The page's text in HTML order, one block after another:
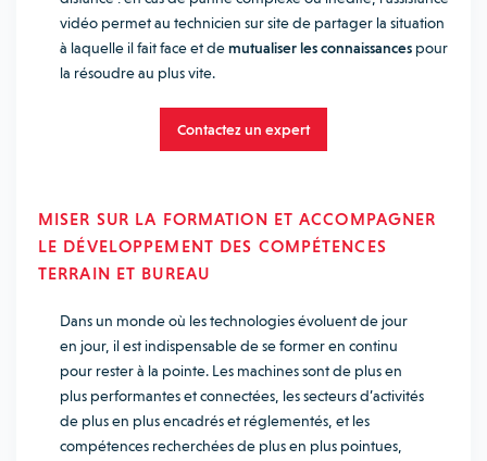
vidéo permet au technicien sur site de partager la situation
à laquelle il fait face et demutualiser les connaissances pour
la résoudre au plus vite.
Contactez un expert
MISER SUR LA FORMATION ET ACCOMPAGNER
LE DÉVELOPPEMENT DES COMPÉTENCES
TERRAIN ET BUREAU
Dans un monde où les technologies évoluent de jour
en jour, il est indispensable de se former en continu
pour rester à la pointe. Les machines sont de plus en
plus performantes et connectées, les secteurs d’activités
de plus en plus encadrés et réglementés, et les
compétences recherchées de plus en plus pointues,